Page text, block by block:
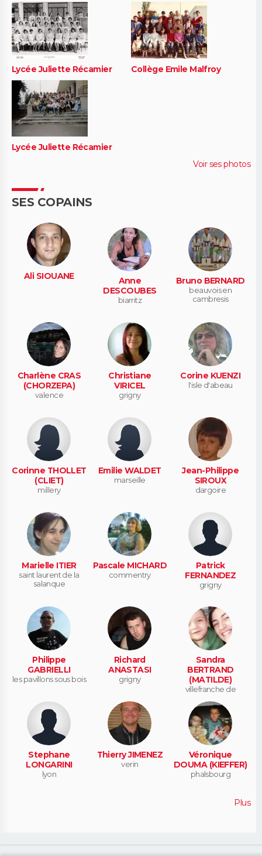
Lycée Juliette Récamier Collège Emile Malfroy
Lycée Juliette Récamier
Voir ses photos
SES COPAINS
Ali SIOUANE
Anne
DESCOUBES
biarritz
Bruno BERNARD
beauvois en
cambresis
Charlène CRAS
(CHORZEPA)
valence
Christiane
VIRICEL
grigny
Corine KUENZI
l'isle d'abeau
Corinne THOLLET
(CLIET)
millery
Emilie WALDET
marseille
Jean-Philippe
SIROUX
dargoire
Marielle ITIER
saint laurent de la
salanque
Pascale MICHARD
commentry
Patrick
FERNANDEZ
grigny
Philippe
GABRIELLI
les pavillons sous bois
Richard
ANASTASI
grigny
Sandra
BERTRAND
(MATILDE)
villefranche de
Stephane
LONGARINI
lyon
Thierry JIMENEZ
verin
Véronique
DOUMA (KIEFFER)
phalsbourg
Plus